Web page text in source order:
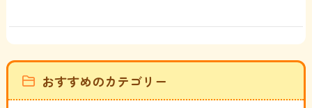
おすすめのカテゴリー